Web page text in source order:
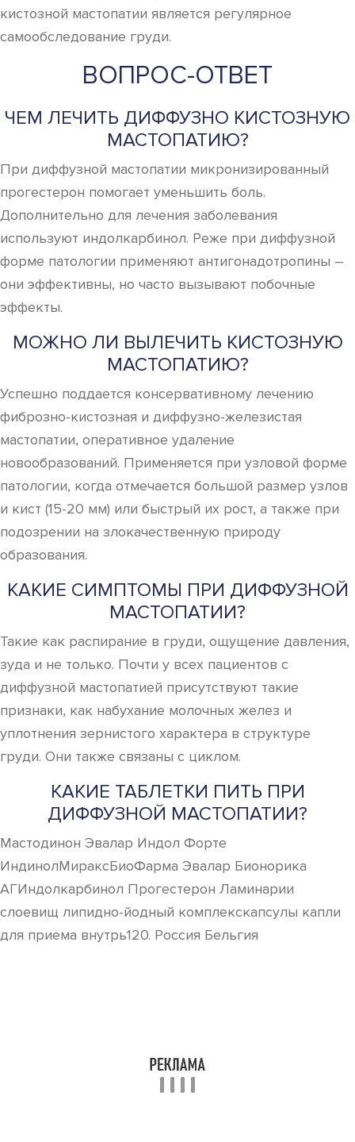
кистозной мастопатии является регулярное
самообследование груди.
ВОПРОС-ОТВЕТ
ЧЕМ ЛЕЧИТЬ ДИФФУЗНО КИСТОЗНУЮ
МАСТОПАТИЮ?
При диффузной мастопатии микронизированный
прогестерон помогает уменьшить боль.
Дополнительно для лечения заболевания
используют индолкарбинол. Реже при диффузной
форме патологии применяют антигонадотропины –
они эффективны, но часто вызывают побочные
эффекты.
МОЖНО ЛИ ВЫЛЕЧИТЬ КИСТОЗНУЮ
МАСТОПАТИЮ?
Успешно поддается консервативному лечению
фиброзно-кистозная и диффузно-железистая
мастопатии, оперативное удаление
новообразований. Применяется при узловой форме
патологии, когда отмечается большой размер узлов
и кист (15-20 мм) или быстрый их рост, а также при
подозрении на злокачественную природу
образования.
КАКИЕ СИМПТОМЫ ПРИ ДИФФУЗНОЙ
МАСТОПАТИИ?
Такие как распирание в груди, ощущение давления,
зуда и не только. Почти у всех пациентов с
диффузной мастопатией присутствуют такие
признаки, как набухание молочных желез и
уплотнения зернистого характера в структуре
груди. Они также связаны с циклом.
КАКИЕ ТАБЛЕТКИ ПИТЬ ПРИ
ДИФФУЗНОЙ МАСТОПАТИИ?
Мастодинон Эвалар Индол Форте
ИндинолМираксБиоФарма Эвалар Бионорика
АГИндолкарбинол Прогестерон Ламинарии
слоевищ липидно-йодный комплекскапсулы капли
для приема внутрь120. Россия Бельгия